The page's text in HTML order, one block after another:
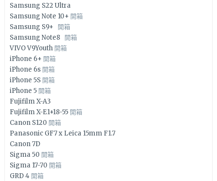
Samsung S22 Ultra
Samsung Note 10+ 開箱
Samsung S9+ 開箱
Samsung Note8 開箱
VIVO V9Youth 開箱
iPhone 6+ 開箱
iPhone 6s 開箱
iPhone 5S 開箱
iPhone 5 開箱
Fujifilm X-A3
Fujifilm X-E1+18-55 開箱
Canon S120 開箱
Panasonic GF7 x Leica 15mm F1.7
Canon 7D
Sigma 50 開箱
Sigma 17-70 開箱
GRD 4 開箱